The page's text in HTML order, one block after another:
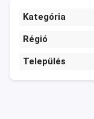
Kategória
Régió
Település